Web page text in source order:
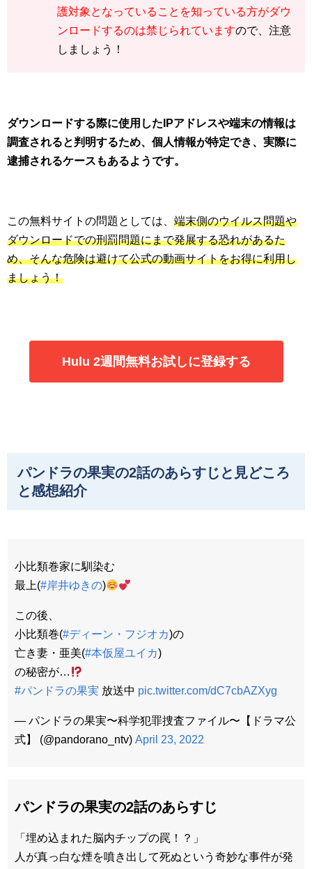
護対象となっていることを知っている方がダウ
ンロードするのは禁じられていますので、注意
しましょう！
ダウンロードする際に使用したIPアドレスや端末の情報は
調査されると判明するため、個人情報が特定でき、実際に
逮捕されるケースもあるようです。
この無料サイトの問題としては、 端末側のウイルス問題や
ダウンロードでの刑罰問題にまで発展する恐れがあるた
め、そんな危険は避けて公式の動画サイトをお得に利用し
ましょう！
Hulu 2週間無料お試しに登録する
パンドラの果実の2話のあらすじと見どころ
と感想紹介
小比類巻家に馴染む
最上(#岸井ゆきの)
この後、
小比類巻(#ディーン・フジオカ)の
亡き妻・亜美(#本仮屋ユイカ)
の秘密が…
#パンドラの果実 放送中 pic.twitter.com/dC7cbAZXyg
— パンドラの果実〜科学犯罪捜査ファイル〜【ドラマ公
式】 (@pandorano_ntv) April 23, 2022
パンドラの果実の2話のあらすじ
「埋め込まれた脳内チップの罠！？」
人が真っ白な煙を噴き出して死ぬという奇妙な事件が発